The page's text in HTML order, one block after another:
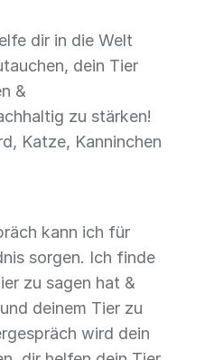
dir in die Welt
dein Tier
&
zu stärken!
Katze, Kanninchen
kann ich für
sorgen. Ich finde
zu sagen hat &
deinem Tier zu
wird dein